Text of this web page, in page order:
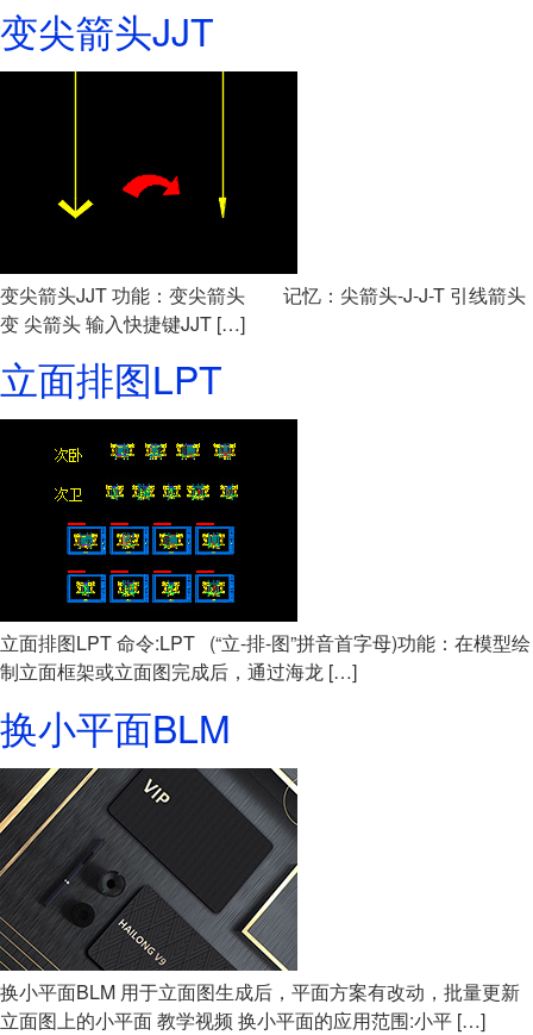
变尖箭头JJT
变尖箭头JJT 功能：变尖箭头 记忆：尖箭头-J-J-T 引线箭头
变 尖箭头 输入快捷键JJT […]
立面排图LPT
立面排图LPT 命令:LPT (“立-排-图”拼音首字母)功能：在模型绘
制立面框架或立面图完成后，通过海龙 […]
换小平面BLM
换小平面BLM 用于立面图生成后，平面方案有改动，批量更新
立面图上的小平面 教学视频 换小平面的应用范围:小平 […]